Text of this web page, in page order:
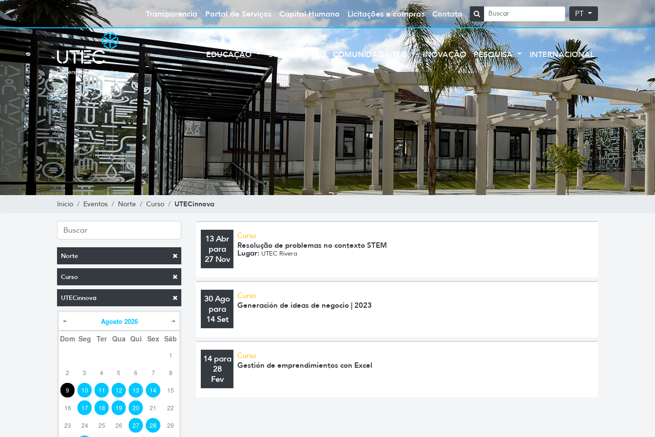
Transparencia Portal de Serviços Capital Humano Licitações e compras Contato PT
EDUCAÇÃO SOBRE A UTEC COMUNIDAD UTEC INOVAÇÃO PESQUISA INTERNACIONAL
Inicio Eventos Norte Curso UTECinnova
Norte
Curso
UTECinnova
Agosto 2026
Dom Seg Ter Qua Qui Sex Sáb
1
2 3 4 5 6 7 8
9 10 11 12 13 14 15
16 17 18 19 20 21 22
23 24 25 26 27 28 29
13 Abr
para
27 Nov
Curso
Resolução de problemas no contexto STEM
Lugar: UTEC Rivera
30 Ago
para
14 Set
Curso
Generación de ideas de negocio | 2023
14 para
28
Fev
Curso
Gestión de emprendimientos con Excel